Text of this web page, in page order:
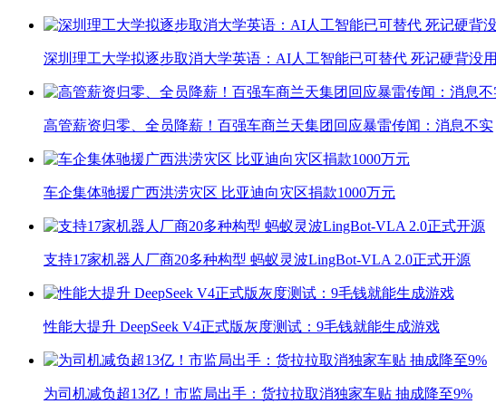
深圳理工大学拟逐步取消大学英语：AI人工智能已可替代 死记硬背没用
高管薪资归零、全员降薪！百强车商兰天集团回应暴雷传闻：消息不实
车企集体驰援广西洪涝灾区 比亚迪向灾区捐款1000万元
支持17家机器人厂商20多种构型 蚂蚁灵波LingBot-VLA 2.0正式开源
性能大提升 DeepSeek V4正式版灰度测试：9毛钱就能生成游戏
为司机减负超13亿！市监局出手：货拉拉取消独家车贴 抽成降至9%